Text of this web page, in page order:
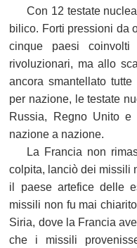
Con 12 testate
bilico. Forti pressioni da
cinque paesi
rivoluzionari, ma allo
ancora smantellato
per nazione, le testate
Russia, Regno Unito
nazione a nazione.
La Francia non
colpita, lanciò dei missili
il paese artefice delle
missili non fu mai
Siria, dove la Francia
che i missili